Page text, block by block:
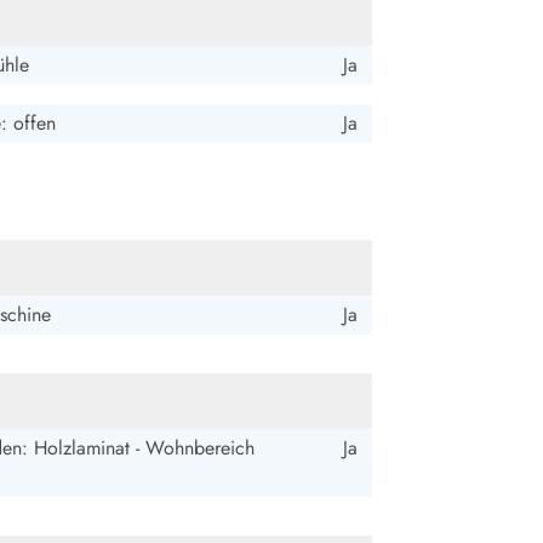
Ja
offen Ja
Ja
Holzlaminat - Wohnbereich Ja